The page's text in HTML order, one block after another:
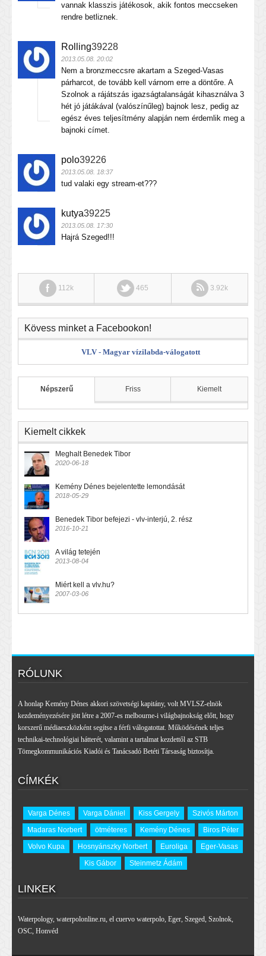
vannak klasszis játékosok, akik fontos meccseken
rendre betliznek.
Rolling39228
2013.05.08. 20:02
Nem a bronzmeccsre akartam a Szeged-Vasas
párharcot, de tovább kell várnom erre a döntőre. A
Szolnok a rájátszás igazságtalanságát kihasználva 3
hét jó játákával (valószínűleg) bajnok lesz, pedig az
egész éves teljesítmény alapján nem érdemlik meg a
bajnoki címet.
polo39226
2013.05.08. 18:37
tud valaki egy stream-et???
kutya39225
2013.05.08. 17:30
Hajrá Szeged!!!
112k 465 3.92k
Kövess minket a Facebookon!
VLV - Magyar vízilabda-válogatott
Népszerű Friss Kiemelt
Kiemelt cikkek
Meghalt Benedek Tibor
2020-06-18
Kemény Dénes bejelentette lemondását
2018-05-29
Benedek Tibor befejezi - vlv-interjú, 2. rész
2016-10-21
A világ tetején
2013-08-04
Miért kell a vlv.hu?
2007-03-06
RÓLUNK
A honlap Kemény Dénes akkori szövetségi kapitány, volt MVLSZ-elnök
kezdeményezésére jött létre a 2007-es melbourne-i világbajnokság előtt, hogy
korszerű médiaeszközként segítse a férfi válogatottat. Működésének teljes
technikai-technológiai hátterét, valamint a tartalmat kezdettől az STB
Tömegkommunikációs Kiadói és Tanácsadó Betéti Társaság biztosítja.
CÍMKÉK
Varga Dénes Varga Dániel Kiss Gergely
Szivós Márton
Madaras Norbert
ötméteres Kemény Dénes
Biros Péter
Volvo Kupa
Hosnyánszky Norbert Euroliga
Eger-Vasas
Kis Gábor
Steinmetz Ádám
LINKEK
Waterpology, waterpolonline.ru, el cuervo waterpolo, Eger, Szeged, Szolnok,
OSC, Honvéd